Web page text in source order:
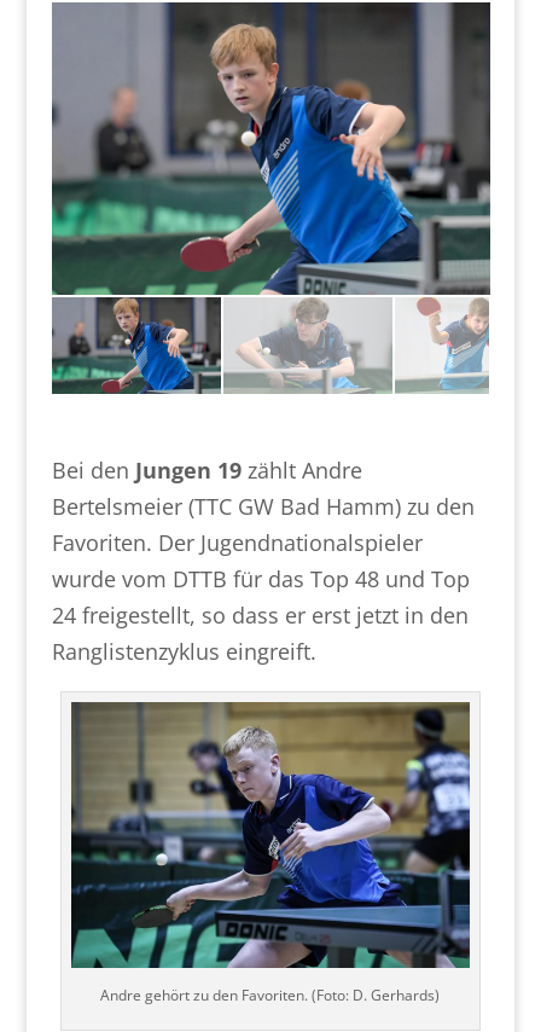
Bei den Jungen 19zählt Andre
Bertelsmeier (TTC GW Bad Hamm) zu den
Favoriten. Der Jugendnationalspieler
wurde vom DTTB für das Top 48 und Top
24 freigestellt, so dass er erst jetzt in den
Ranglistenzyklus eingreift.
Andre gehört zu den Favoriten. (Foto: D. Gerhards)